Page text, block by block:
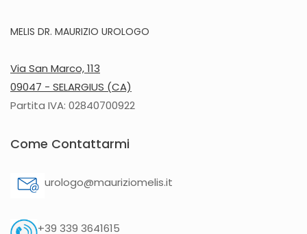
MELIS DR. MAURIZIO UROLOGO
Via San Marco, 113
09047 - SELARGIUS (CA)
Partita IVA: 02840700922
Come Contattarmi
urologo@mauriziomelis.it
+39 339 3641615